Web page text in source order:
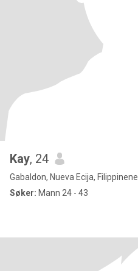
Kay, 24
Gabaldon, Nueva Ecija, Filippinene
Søker: Mann 24 - 43